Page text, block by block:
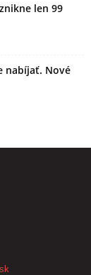
len 99
nabíjať. Nové